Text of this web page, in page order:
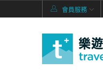
會員服務